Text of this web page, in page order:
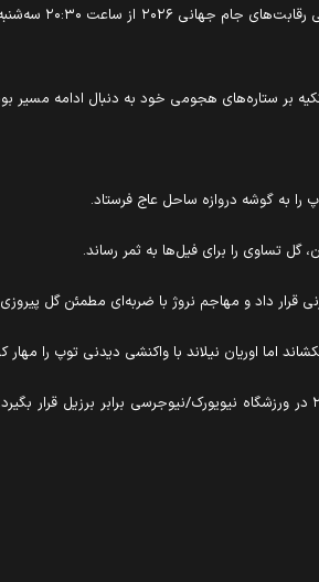
بر ستاره‌های هجومی خود به دنبال ادامه مسیر
اما اوریان نیلاند با واکنشی دیدنی توپ را مهار
با این نتیجه، نروژ به مرحله یک‌هشتم نهایی صعود کرد و باید روز ۱۴ تیر از ساعت ۲۳:۳۰